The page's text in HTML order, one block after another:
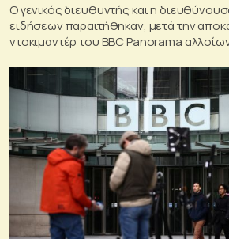
Ο γενικός διευθυντής και η
ειδήσεων παραιτήθηκαν, μετά την
ντοκιμαντέρ του BBC Panorama